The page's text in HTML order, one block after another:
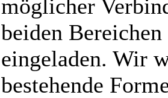
möglicher
beiden
eingeladen. Wir
bestehende